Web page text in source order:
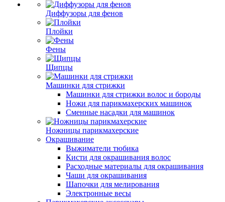
Диффузоры для фенов
Плойки
Фены
Щипцы
Машинки для стрижки
Машинки для стрижки волос и бороды
Ножи для парикмахерских машинок
Сменные насадки для машинок
Ножницы парикмахерские
Окрашивание
Выжиматели тюбика
Кисти для окрашивания волос
Расходные материалы для окрашивания
Чаши для окрашивания
Шапочки для мелирования
Электронные весы